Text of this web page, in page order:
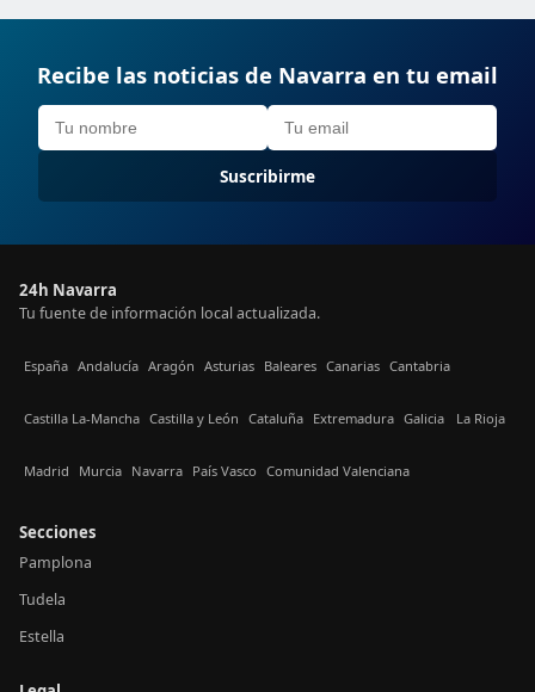
Recibe las noticias de Navarra en tu email
Suscribirme
24h Navarra
Tu fuente de información local actualizada.
España Andalucía Aragón Asturias Baleares Canarias Cantabria
Castilla La-Mancha Castilla y León Cataluña Extremadura Galicia La Rioja
Madrid Murcia Navarra País Vasco Comunidad Valenciana
Secciones
Pamplona
Tudela
Estella